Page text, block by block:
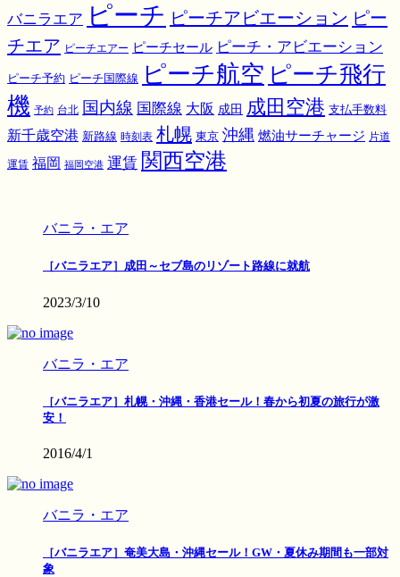
バニラエア ピーチ ピーチアビエーション ピー
チエア ピーチエアー ピーチセール ピーチ・アビエーション
ピーチ予約 ピーチ国際線 ピーチ航空 ピーチ飛行
機 予約 台北 国内線 国際線 大阪 成田 成田空港 支払手数料
新千歳空港 新路線 時刻表 札幌 東京 沖縄 燃油サーチャージ 片道
運賃 福岡 福岡空港 運賃 関西空港
バニラ・エア
［バニラエア］成田～セブ島のリゾート路線に就航
2023/3/10
バニラ・エア
［バニラエア］札幌・沖縄・香港セール！春から初夏の旅行が激
安！
2016/4/1
バニラ・エア
［バニラエア］奄美大島・沖縄セール！GW・夏休み期間も一部対
象